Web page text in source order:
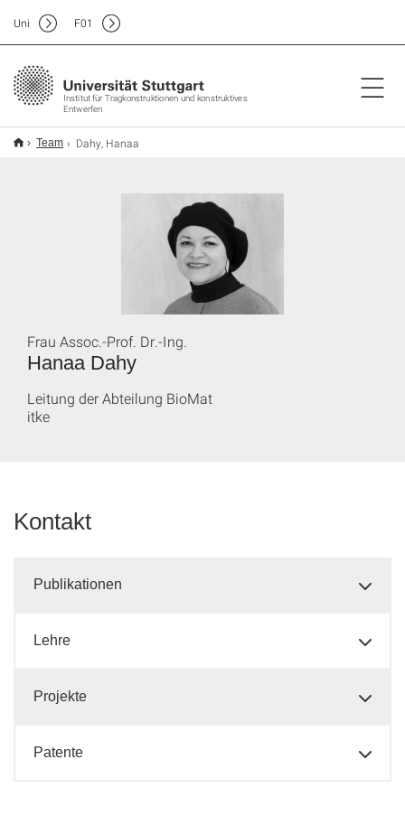
Institut für Tragkonstruktionen und konstruktives
Entwerfen
Uni F01
Team Dahy, Hanaa
Hanaa Dahy
Frau Assoc.-Prof. Dr.-Ing.
Leitung der Abteilung BioMat
itke
Kontakt
Publikationen
Lehre
Projekte
Patente